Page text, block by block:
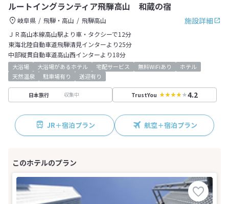
ルートイングランティア飛騨高山 和蔵の宿
施設詳細
岐阜県 飛騨・高山
飛騨高山
ＪＲ高山本線高山駅より車・タクシーで12分
東海北陸自動車道飛騨清見インターより25分
中部縦貫自動車道高山西インターより18分
大浴場 大浴場があるホテル 宅配サービス 無料WiFiあり
ホテル
天然温泉
駐車場有り 送迎有り
日本旅行 収集中 TrustYou 4.2
JR＋宿泊プラン 航空＋宿泊プラン